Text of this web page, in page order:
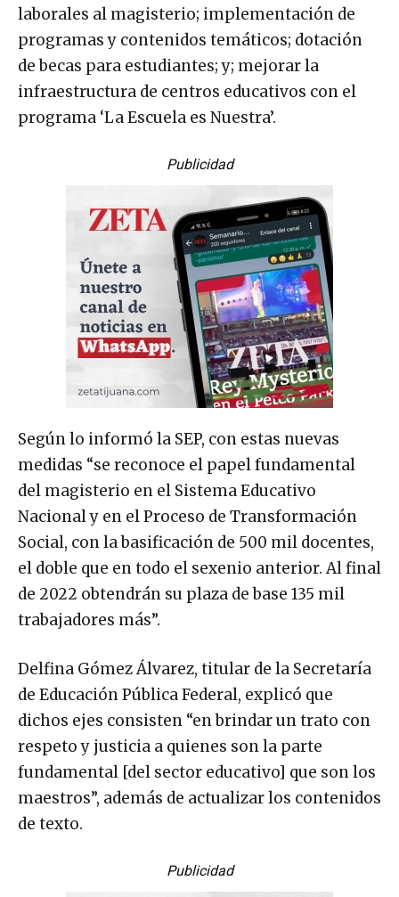
laborales al magisterio; implementación de
programas y contenidos temáticos; dotación
de becas para estudiantes; y; mejorar la
infraestructura de centros educativos con el
programa ‘La Escuela es Nuestra’.
Publicidad
Según lo informó la SEP, con estas nuevas
medidas “se reconoce el papel fundamental
del magisterio en el Sistema Educativo
Nacional y en el Proceso de Transformación
Social, con la basificación de 500 mil docentes,
el doble que en todo el sexenio anterior. Al final
de 2022 obtendrán su plaza de base 135 mil
trabajadores más”.
Delfina Gómez Álvarez, titular de la Secretaría
de Educación Pública Federal, explicó que
dichos ejes consisten “en brindar un trato con
respeto y justicia a quienes son la parte
fundamental [del sector educativo] que son los
maestros”, además de actualizar los contenidos
de texto.
Publicidad